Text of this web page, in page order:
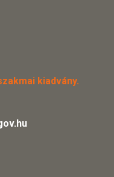
kiadvány.